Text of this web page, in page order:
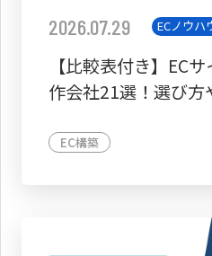
2026.07.29 ECノウハ
【比較表付き】EC
作会社21選！選び
EC構築